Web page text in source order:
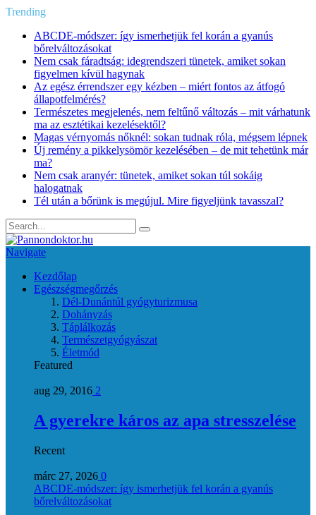
Trending
ABCDE‑módszer: így ismerhetjük fel korán a gyanús
bőrelváltozásokat
Nem csak fáradtság: idegrendszeri tünetek, amiket sokan
figyelmen kívül hagynak
Az egész érrendszer egy kézben – miért fontos az átfogó
állapotfelmérés?
Természetes megjelenés, nem feltűnő változás – mit várhatunk
ma az esztétikai kezelésektől?
Magas vérnyomás nőknél: sokan tudnak róla, mégsem lépnek
Új remény a pikkelysömör kezelésében – de mit tehetünk már
ma?
Nem csak aranyér: tünetek, amiket sokan túl sokáig
halogatnak
Tél után a bőrünk is megújul. Mire figyeljünk tavasszal?
Navigate
Kezdőlap
Egészségmegőrzés
Dél-Dunántúl gyógyturizmusa
Dohányzás
Táplálkozás
Természetgyógyászat
Életmód
Featured
aug 29, 2016 2
A gyerekre káros az apa stresszelése
Recent
márc 27, 2026 0
ABCDE‑módszer: így ismerhetjük fel korán a gyanús
bőrelváltozásokat